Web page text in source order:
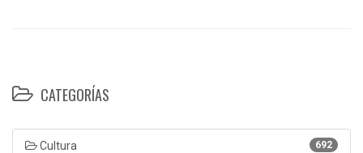
CATEGORÍAS
692
Cultura